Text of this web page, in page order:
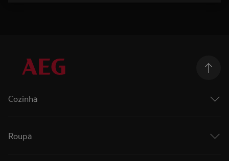
Cozinha
Fornos
Fornos a vapor
Roupa